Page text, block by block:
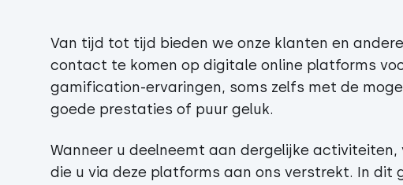
Van tijd tot tijd bieden we onze klanten en
contact te komen op digitale online platforms
gamification-ervaringen, soms zelfs met de
goede prestaties of puur geluk.
Wanneer u deelneemt aan dergelijke
die u via deze platforms aan ons verstrekt. In dit